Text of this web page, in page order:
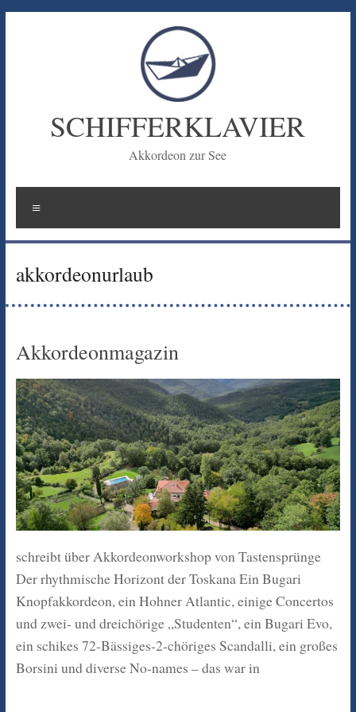
SCHIFFERKLAVIER
Akkordeon zur See
akkordeonurlaub
Akkordeonmagazin
schreibt über Akkordeonworkshop von Tastensprünge
Der rhythmische Horizont der Toskana Ein Bugari
Knopfakkordeon, ein Hohner Atlantic, einige Concertos
und zwei- und dreichörige „Studenten“, ein Bugari Evo,
ein schikes 72-Bässiges-2-chöriges Scandalli, ein großes
Borsini und diverse No-names – das war in